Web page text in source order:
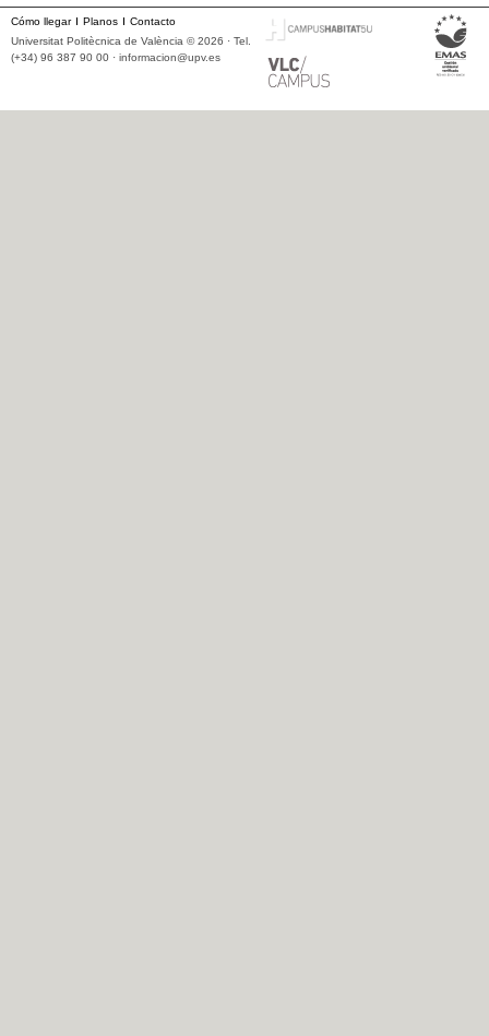
Cómo llegar Planos
Contacto
Universitat Politècnica de València © 2026 · Tel.
(+34) 96 387 90 00 · informacion@upv.es